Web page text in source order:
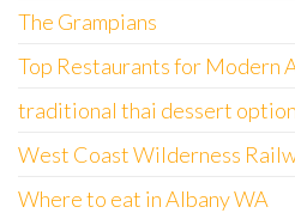
The Grampians
Top Restaurants for Modern
traditional thai dessert
West Coast Wilderness
Where to eat in Albany WA